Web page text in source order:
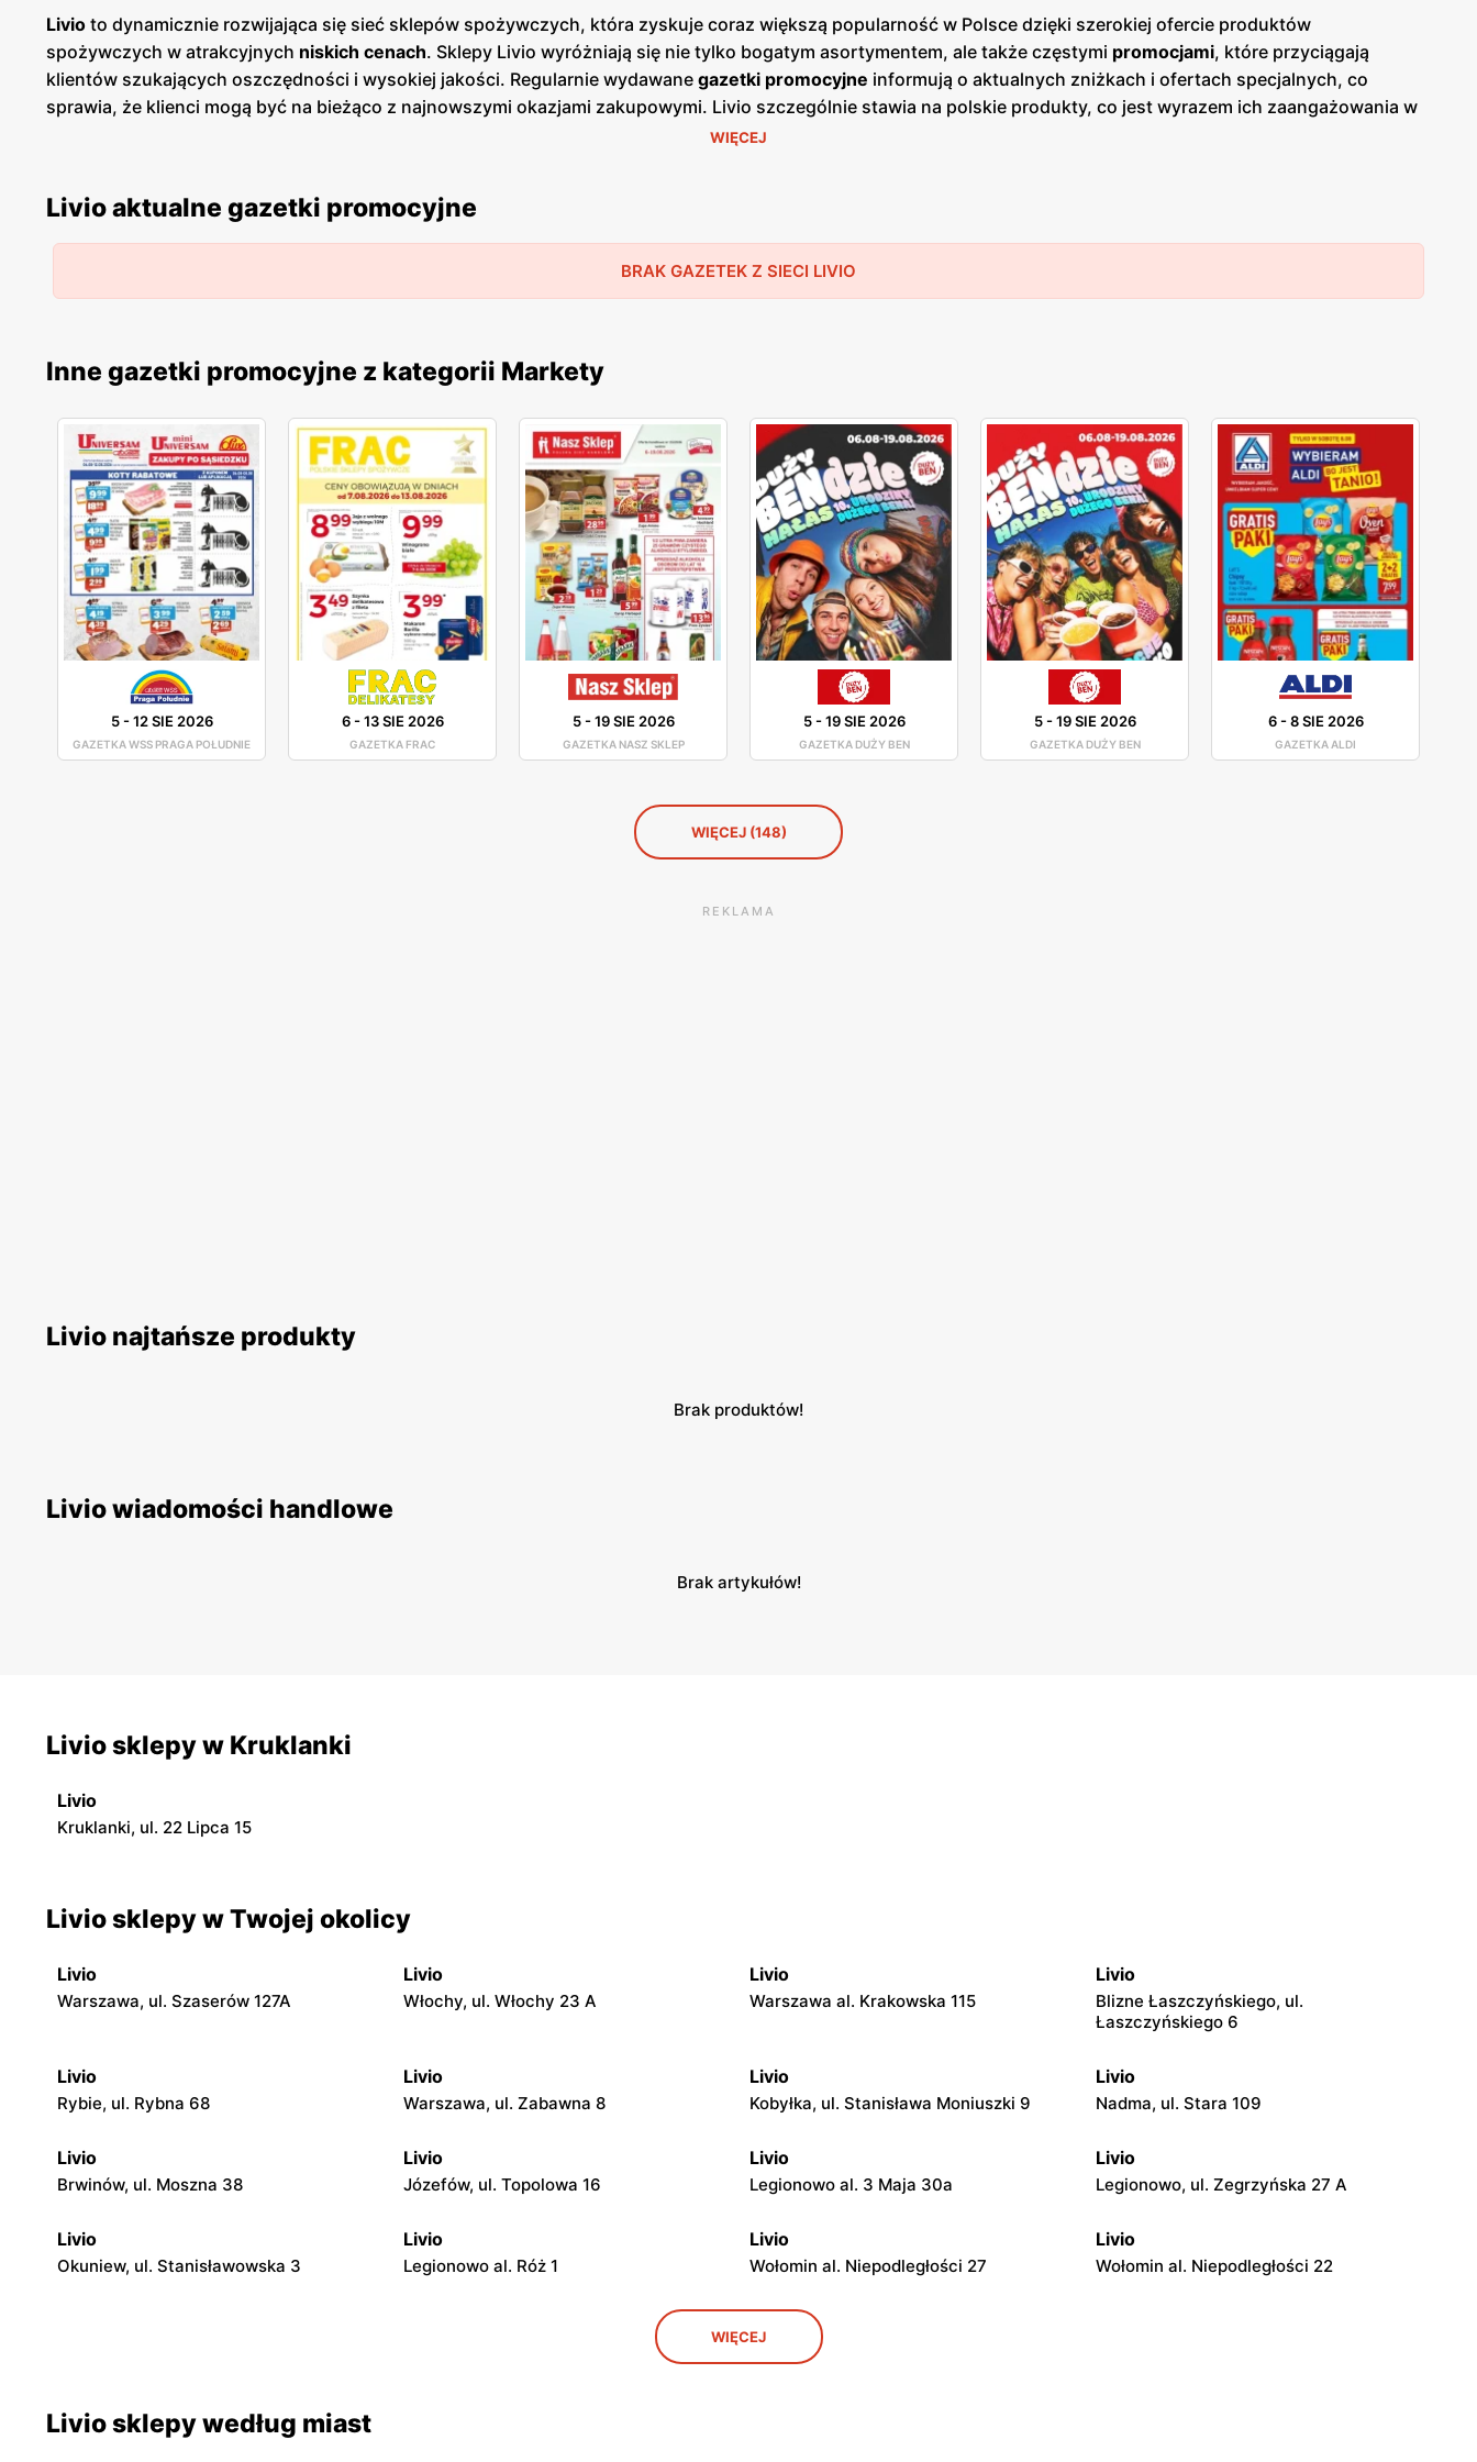
Livio to dynamicznie rozwijająca się sieć sklepów spożywczych, która zyskuje coraz większą popularność w Polsce dzięki szerokiej ofercie produktów
spożywczych w atrakcyjnych niskich cenach. Sklepy Livio wyróżniają się nie tylko bogatym asortymentem, ale także częstymi promocjami, które przyciągają
klientów szukających oszczędności i wysokiej jakości. Regularnie wydawane gazetki promocyjne informują o aktualnych zniżkach i ofertach specjalnych, co
sprawia, że klienci mogą być na bieżąco z najnowszymi okazjami zakupowymi. Livio szczególnie stawia na polskie produkty, co jest wyrazem ich zaangażowania w
wspieranie lokalnych producentów i dostarczanie klientom świeżych, zdrowych i lokalnych produktów. W ofercie sklepów można znaleźć szeroki wybór owoców i
przestronne, dobrze zaopatrzone i łatwo dostępne, co sprawia, że zakupy są szybkie i przyjemne. Klienci mogą liczyć na pomocną obsługę oraz atrakcyjne
promocje, które regularnie pojawiają się w ofercie. Dzięki temu Livio zdobywa coraz większe grono lojalnych klientów, którzy regularnie wracają, aby skorzystać z
najnowszych ofert. Dodatkowym atutem Livio jest ich zaangażowanie w ochronę środowiska. Sklepy promują ekologiczne torby na zakupy oraz starają się
minimalizować użycie plastiku w opakowaniach. To podejście cenią klienci, którzy dbają o zrównoważony rozwój i ochronę środowiska.Livioto sieć sklepów
WIĘCEJ
Livio aktualne gazetki promocyjne
BRAK GAZETEK Z SIECI LIVIO
Inne gazetki promocyjne z kategorii Markety
5-12 SIE 2026
GAZETKA WSS PRAGA POŁUDNIE
6-13 SIE 2026
GAZETKA FRAC
5-19 SIE 2026
GAZETKA NASZ SKLEP
5-19 SIE 2026
GAZETKA DUŻY BEN
5-19 SIE 2026
GAZETKA DUŻY BEN
6-8 SIE 2026
GAZETKA ALDI
WIĘCEJ (148)
REKLAMA
Livio najtańsze produkty
Brak produktów!
Livio wiadomości handlowe
Brak artykułów!
Livio sklepy w Kruklanki
Livio
Kruklanki, ul. 22 Lipca 15
Livio sklepy w Twojej okolicy
Livio
Warszawa, ul. Szaserów 127A
Livio
Włochy, ul. Włochy 23 A
Livio
Warszawa al. Krakowska 115
Livio
Blizne Łaszczyńskiego, ul.
Łaszczyńskiego 6
Livio
Rybie, ul. Rybna 68
Livio
Warszawa, ul. Zabawna 8
Livio
Kobyłka, ul. Stanisława Moniuszki 9
Livio
Nadma, ul. Stara 109
Livio
Brwinów, ul. Moszna 38
Livio
Józefów, ul. Topolowa 16
Livio
Legionowo al. 3 Maja 30a
Livio
Legionowo, ul. Zegrzyńska 27 A
Livio
Okuniew, ul. Stanisławowska 3
Livio
Legionowo al. Róż 1
Livio
Wołomin al. Niepodległości 27
Livio
Wołomin al. Niepodległości 22
Wołomin, ul. Szosa Jadowska 14B
Otwock, ul. Stefana Batorego 4
WIĘCEJ
Livio sklepy według miast